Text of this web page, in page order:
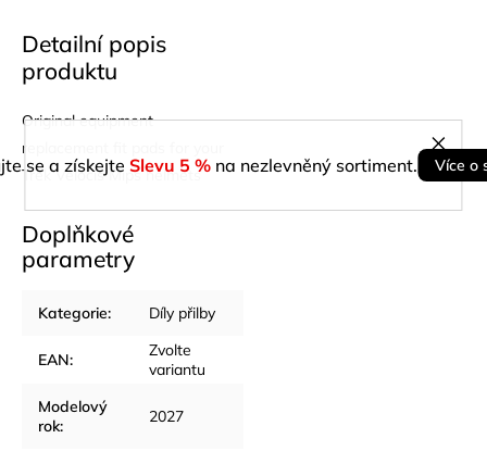
se a získejte Slevu 5 % na nezlevněný sortiment. Více o
Detailní popis
produktu
Original equipment
replacement fit pads for your
Trek Velocis Mips helmets
Doplňkové
parametry
Kategorie: Díly přilby
EAN:
Zvolte
variantu
Modelový
rok: 2027